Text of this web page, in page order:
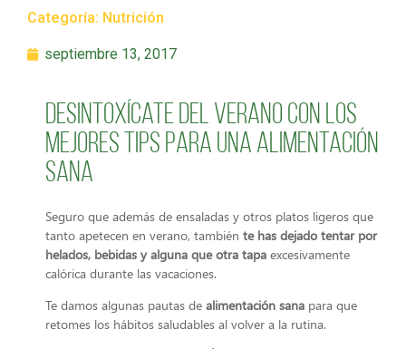
Categoría: Nutrición
septiembre 13, 2017
Desintoxícate del verano con los
mejores tips para una alimentación
sana
Seguro que además de ensaladas y otros platos ligeros que
tanto apetecen en verano, también te has dejado tentar por
helados, bebidas y alguna que otra tapa excesivamente
calórica durante las vacaciones.
Te damos algunas pautas de alimentación sana para que
retomes los hábitos saludables al volver a la rutina.